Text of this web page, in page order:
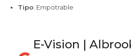
Tipo: Empotrable
E-Vision |